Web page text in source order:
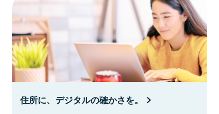
住所に、デジタルの確かさを。